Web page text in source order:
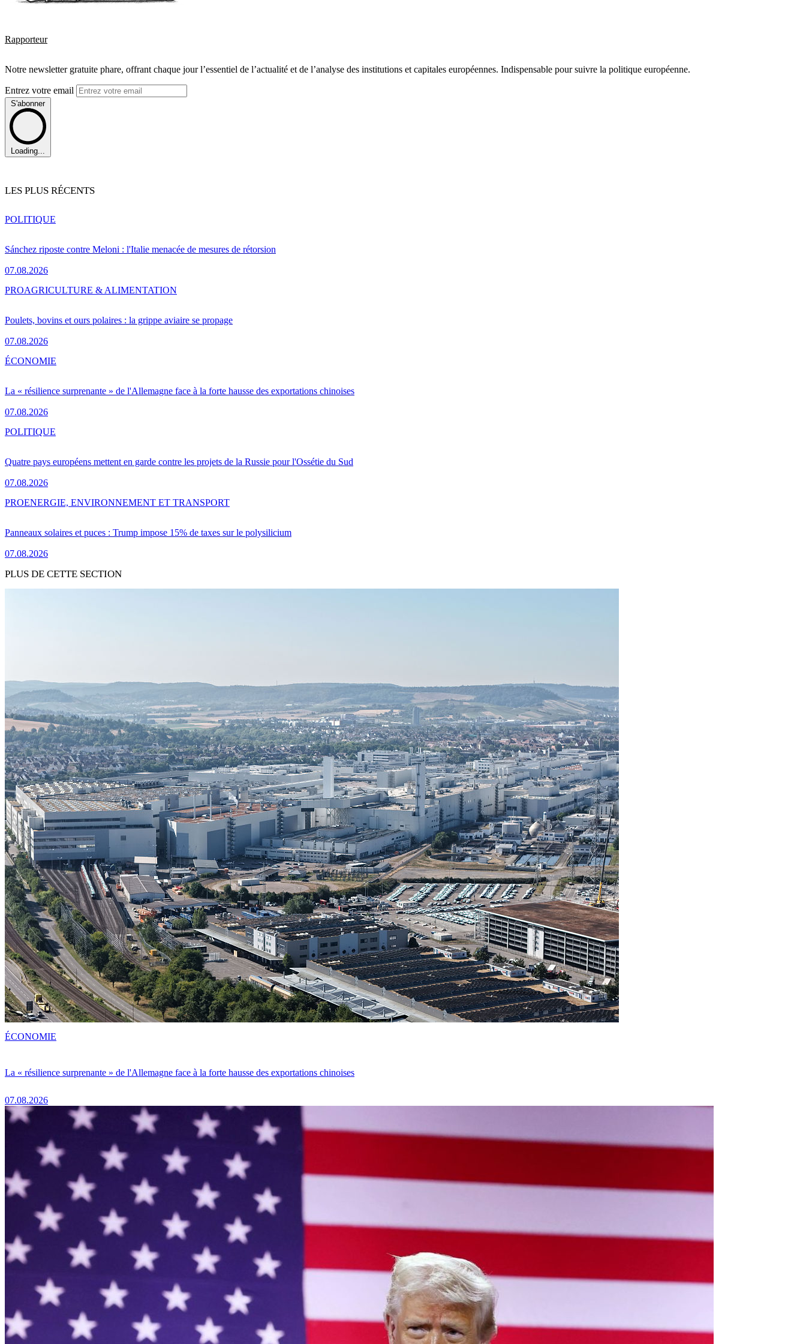
Rapporteur
Notre newsletter gratuite phare, offrant chaque jour l’essentiel de l’actualité et de l’analyse des institutions et capitales européennes. Indispensable pour suivre la politique européenne.
Entrez votre email
S'abonner
Loading...
LES PLUS RÉCENTS
Sánchez riposte contre Meloni : l'Italie menacée de mesures de rétorsion
07.08.2026
POLITIQUE
Poulets, bovins et ours polaires : la grippe aviaire se propage
07.08.2026
PROAGRICULTURE & ALIMENTATION
La « résilience surprenante » de l'Allemagne face à la forte hausse des exportations chinoises
07.08.2026
ÉCONOMIE
Quatre pays européens mettent en garde contre les projets de la Russie pour l'Ossétie du Sud
07.08.2026
POLITIQUE
Panneaux solaires et puces : Trump impose 15% de taxes sur le polysilicium
07.08.2026
PROENERGIE, ENVIRONNEMENT ET TRANSPORT
PLUS DE CETTE SECTION
La « résilience surprenante » de l'Allemagne face à la forte hausse des exportations chinoises
07.08.2026
ÉCONOMIE